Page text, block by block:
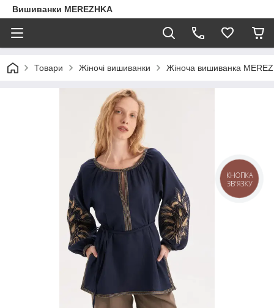
Вишиванки MEREZHKA
Товари Жіночі вишиванки Жіноча вишиванка
КНОПКА
ЗВ'ЯЗКУ